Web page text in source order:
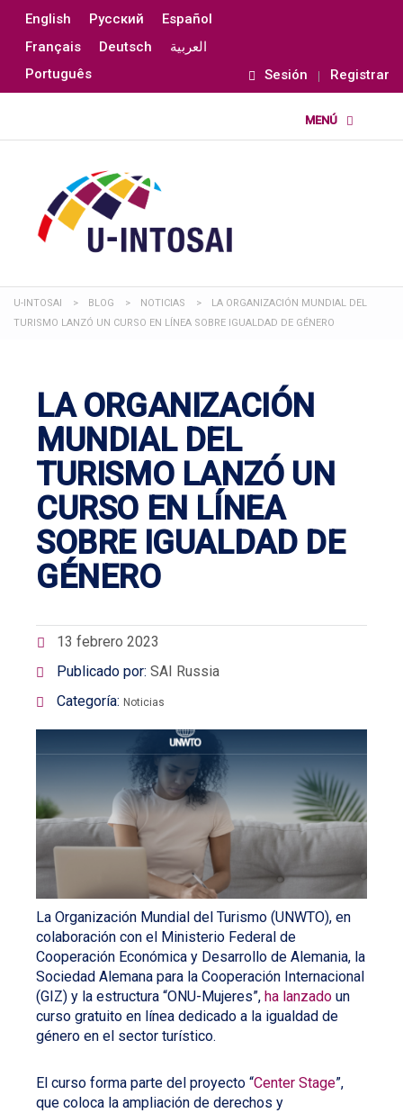
English Русский
Español
Français
Deutsch
العربية
Português
Sesión Registrar
U-INTOSAI > BLOG > NOTICIAS >
LA ORGANIZACIÓN MUNDIAL DEL
TURISMO LANZÓ UN CURSO EN LÍNEA SOBRE IGUALDAD DE GÉNERO
LA ORGANIZACIÓN
MUNDIAL DEL
TURISMO LANZÓ UN
CURSO EN LÍNEA
SOBRE IGUALDAD DE
GÉNERO
13 febrero 2023
Publicado por: SAI Russia
Categoría: Noticias
La Organización Mundial del Turismo (UNWTO), en
colaboración con el Ministerio Federal de
Cooperación Económica y Desarrollo de Alemania, la
Sociedad Alemana para la Cooperación Internacional
(GIZ) y la estructura “ONU-Mujeres”, ha lanzado un
curso gratuito en línea dedicado a la igualdad de
género en el sector turístico.
El curso forma parte del proyecto “Center Stage”,
que coloca la ampliación de derechos y